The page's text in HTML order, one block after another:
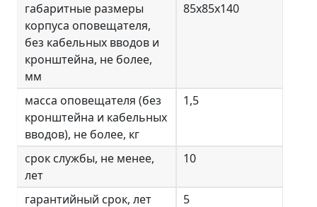
габаритные размеры
корпуса оповещателя,
без кабельных вводов и
кронштейна, не более,
мм
85x85x140
масса оповещателя (без
кронштейна и кабельных
вводов), не более, кг
1,5
срок службы, не менее,
лет
10
гарантийный срок, лет
5